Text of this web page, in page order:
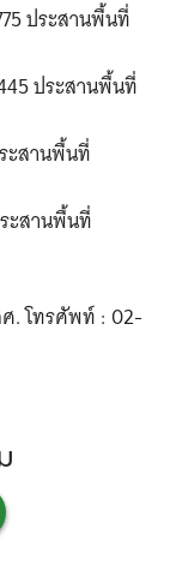
ประสานพื้นที่
ประสานพื้นที่
ะสานพื้นที่
ะสานพื้นที่
. โทรศัพท์ : 02-